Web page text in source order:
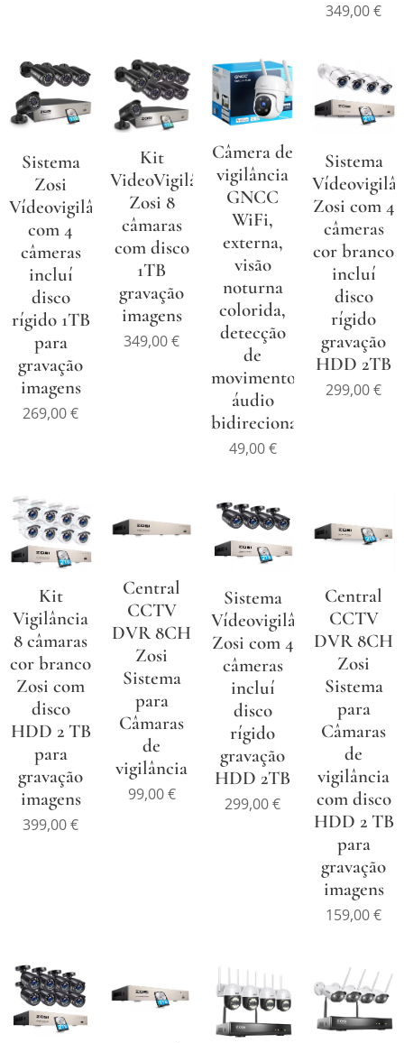
349,00€
Sistema
Zosi
Vídeovigilância
com 4
câmeras
incluí
disco
rígido 1TB
para
gravação
imagens
269,00€
Kit
VideoVigilância
Zosi 8
câmaras
com disco
1TB
gravação
imagens
349,00€
Câmera de
vigilância
GNCC
WiFi,
externa,
visão
noturna
colorida,
detecção
de
movimento,
áudio
bidirecional
49,00€
Sistema
Zosi com 4
câmeras
cor branco
incluí
disco
rígido
gravação
HDD 2TB
299,00€
Kit
Vigilância
8 câmaras
cor branco
Zosi com
disco
HDD 2 TB
para
gravação
imagens
399,00€
Central
CCTV
DVR 8CH
Zosi
Sistema
para
Câmaras
de
vigilância
99,00€
Sistema
Vídeovigilância
Zosi com 4
câmeras
incluí
disco
rígido
gravação
HDD 2TB
299,00€
Central
CCTV
DVR 8CH
Zosi
Sistema
para
Câmaras
de
vigilância
com disco
HDD 2 TB
para
gravação
imagens
159,00€